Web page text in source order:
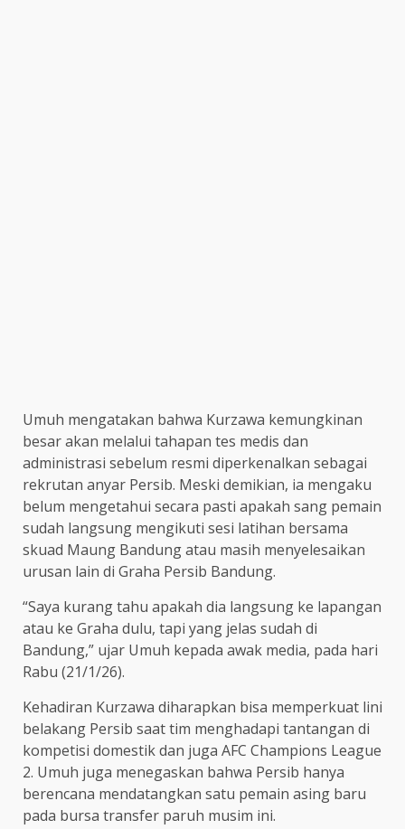
Umuh mengatakan bahwa Kurzawa kemungkinan
besar akan melalui tahapan tes medis dan
administrasi sebelum resmi diperkenalkan sebagai
rekrutan anyar Persib. Meski demikian, ia mengaku
belum mengetahui secara pasti apakah sang pemain
sudah langsung mengikuti sesi latihan bersama
skuad Maung Bandung atau masih menyelesaikan
urusan lain di Graha Persib Bandung.
“Saya kurang tahu apakah dia langsung ke lapangan
atau ke Graha dulu, tapi yang jelas sudah di
Bandung,” ujar Umuh kepada awak media, pada hari
Rabu (21/1/26).
Kehadiran Kurzawa diharapkan bisa memperkuat lini
belakang Persib saat tim menghadapi tantangan di
kompetisi domestik dan juga AFC Champions League
2. Umuh juga menegaskan bahwa Persib hanya
berencana mendatangkan satu pemain asing baru
pada bursa transfer paruh musim ini.